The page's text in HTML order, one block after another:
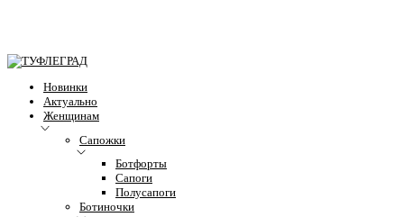
Новинки
Актуально
Женщинам
Сапожки
Ботфорты
Сапоги
Полусапоги
Ботиночки